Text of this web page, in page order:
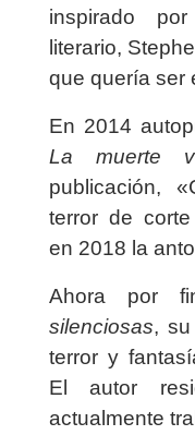
inspirado
literario,
que quería ser
En 2014
La muerte
publicación,
terror de
en 2018 la
Ahora por
silenciosas,
terror y
El autor
actualmente